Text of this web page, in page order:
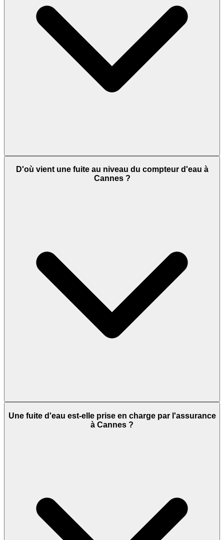
D'où vient une fuite au niveau du compteur d'eau à
Cannes ?
Une fuite d'eau est-elle prise en charge par l'assurance
à Cannes ?